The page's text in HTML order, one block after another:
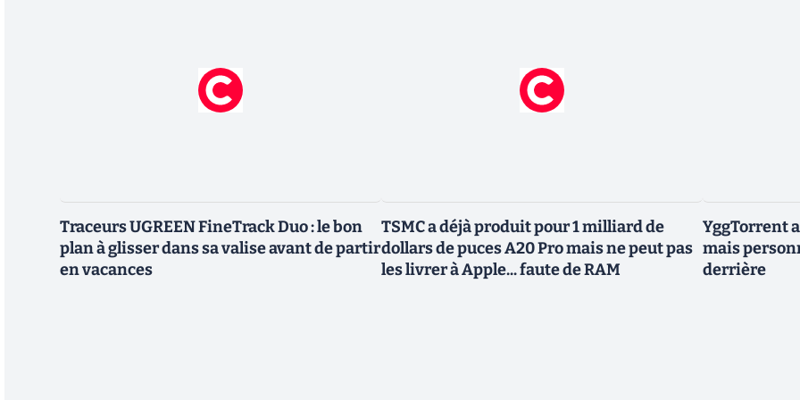
Traceurs UGREEN FineTrack Duo : le bon
plan à glisser dans sa valise avant de partir
en vacances
TSMC a déjà produit pour 1 milliard de
dollars de puces A20 Pro mais ne peut pas
les livrer à Apple... faute de RAM
YggTorrent
mais
derrière